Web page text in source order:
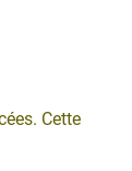
Cette